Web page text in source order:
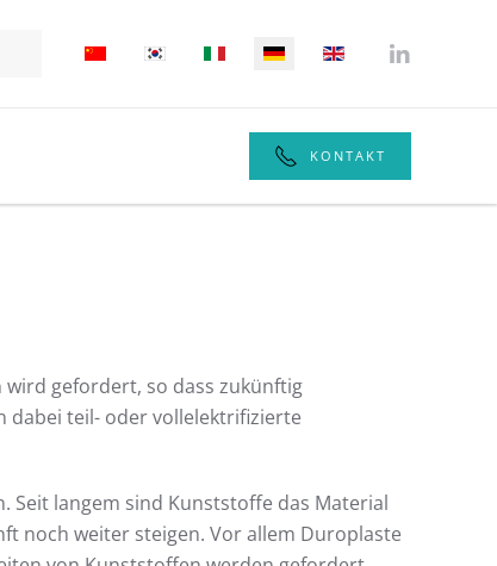
KONTAKT
gefordert, so dass zukünftig
dabei teil- oder vollelektrifizierte
Seit langem sind Kunststoffe das Material
noch weiter steigen. Vor allem Duroplaste